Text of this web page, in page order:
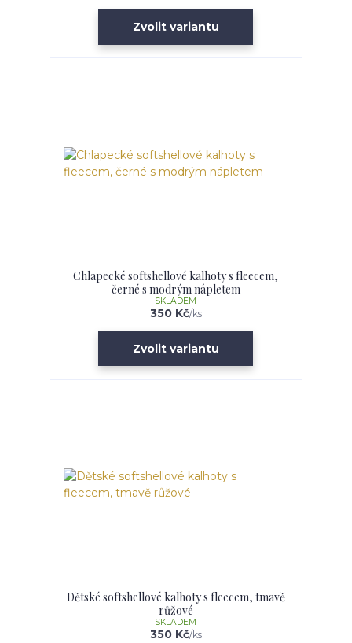
Zvolit variantu
Chlapecké softshellové kalhoty s fleecem,
černé s modrým nápletem
350 Kč/ks
SKLADEM
Zvolit variantu
Dětské softshellové kalhoty s fleecem, tmavě
růžové
350 Kč/ks
SKLADEM